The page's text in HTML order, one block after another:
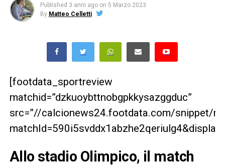
Published 3 anni ago on 5 Marzo 2023
By Matteo Celletti
[footdata_sportreview
matchid=”dzkuoybttnobgpkkysazggduc”
src=”//calcionews24.footdata.com/snippet/
Allo stadio Olimpico, il match